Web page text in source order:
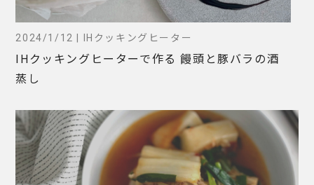
2024/1/12 | IHクッキングヒーター
IHクッキングヒーターで作る 饅頭と豚バラの酒
蒸し